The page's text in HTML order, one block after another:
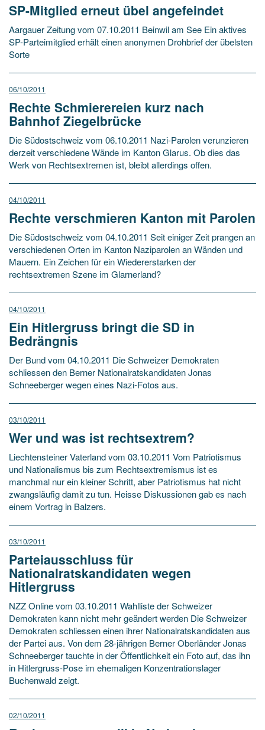
SP-Mitglied erneut übel angefeindet
Aargauer Zeitung vom 07.10.2011 Beinwil am See Ein aktives
SP-Parteimitglied erhält einen anonymen Drohbrief der übelsten
Sorte
06/10/2011
Rechte Schmierereien kurz nach
Bahnhof Ziegelbrücke
Die Südostschweiz vom 06.10.2011 Nazi-Parolen verunzieren
derzeit verschiedene Wände im Kanton Glarus. Ob dies das
Werk von Rechtsextremen ist, bleibt allerdings offen.
04/10/2011
Rechte verschmieren Kanton mit Parolen
Die Südostschweiz vom 04.10.2011 Seit einiger Zeit prangen an
verschiedenen Orten im Kanton Naziparolen an Wänden und
Mauern. Ein Zeichen für ein Wiedererstarken der
rechtsextremen Szene im Glarnerland?
04/10/2011
Ein Hitlergruss bringt die SD in
Bedrängnis
Der Bund vom 04.10.2011 Die Schweizer Demokraten
schliessen den Berner Nationalratskandidaten Jonas
Schneeberger wegen eines Nazi-Fotos aus.
03/10/2011
Wer und was ist rechtsextrem?
Liechtensteiner Vaterland vom 03.10.2011 Vom Patriotismus
und Nationalismus bis zum Rechtsextremismus ist es
manchmal nur ein kleiner Schritt, aber Patriotismus hat nicht
zwangsläufig damit zu tun. Heisse Diskussionen gab es nach
einem Vortrag in Balzers.
03/10/2011
Parteiausschluss für
Nationalratskandidaten wegen
Hitlergruss
NZZ Online vom 03.10.2011 Wahlliste der Schweizer
Demokraten kann nicht mehr geändert werden Die Schweizer
Demokraten schliessen einen ihrer Nationalratskandidaten aus
der Partei aus. Von dem 28-jährigen Berner Oberländer Jonas
Schneeberger tauchte in der Öffentlichkeit ein Foto auf, das ihn
in Hitlergruss-Pose im ehemaligen Konzentrationslager
Buchenwald zeigt.
02/10/2011